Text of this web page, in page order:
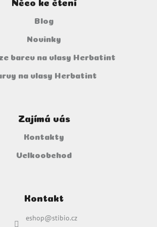
Něco ke čtení
Blog
Novinky
barev na vlasy Herbatint
na vlasy Herbatint
Zajímá vás
Kontakty
Velkoobchod
Kontakt
eshop@stibio.cz